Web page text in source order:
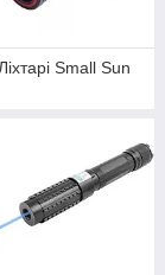
Ліхтарі Small Sun